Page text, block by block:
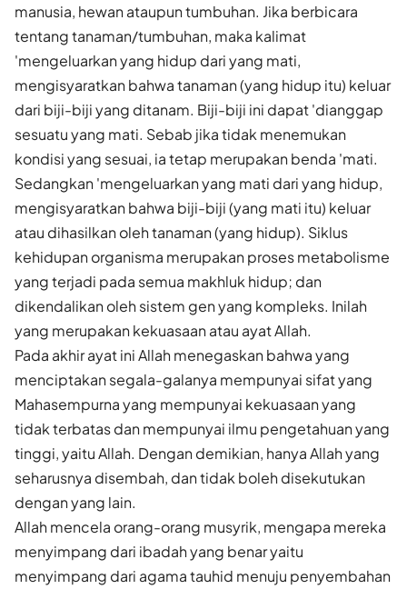
manusia, hewan ataupun tumbuhan. Jika berbicara
tentang tanaman/tumbuhan, maka kalimat
'mengeluarkan yang hidup dari yang mati,
mengisyaratkan bahwa tanaman (yang hidup itu) keluar
dari biji-biji yang ditanam. Biji-biji ini dapat 'dianggap
sesuatu yang mati. Sebab jika tidak menemukan
kondisi yang sesuai, ia tetap merupakan benda 'mati.
Sedangkan 'mengeluarkan yang mati dari yang hidup,
mengisyaratkan bahwa biji-biji (yang mati itu) keluar
atau dihasilkan oleh tanaman (yang hidup). Siklus
kehidupan organisma merupakan proses metabolisme
yang terjadi pada semua makhluk hidup; dan
dikendalikan oleh sistem gen yang kompleks. Inilah
yang merupakan kekuasaan atau ayat Allah.
Pada akhir ayat ini Allah menegaskan bahwa yang
menciptakan segala-galanya mempunyai sifat yang
Mahasempurna yang mempunyai kekuasaan yang
tidak terbatas dan mempunyai ilmu pengetahuan yang
tinggi, yaitu Allah. Dengan demikian, hanya Allah yang
seharusnya disembah, dan tidak boleh disekutukan
dengan yang lain.
Allah mencela orang-orang musyrik, mengapa mereka
menyimpang dari ibadah yang benar yaitu
menyimpang dari agama tauhid menuju penyembahan